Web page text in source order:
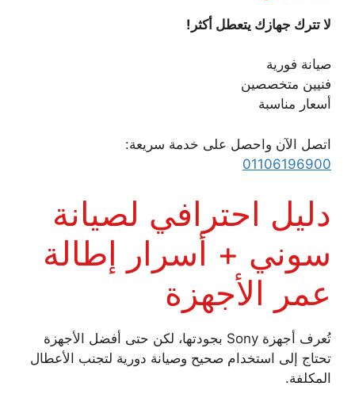
لا تترك جهازك يتعطل أكثر!
صيانة فورية
فنيين متخصصين
أسعار مناسبة
اتصل الآن واحصل على خدمة سريعة:
01106196900
دليل احترافي لصيانة
سوني + أسرار إطالة
عمر الأجهزة
تُعرف أجهزة Sony بجودتها، لكن حتى أفضل الأجهزة
تحتاج إلى استخدام صحيح وصيانة دورية لتجنب الأعطال
المكلفة.